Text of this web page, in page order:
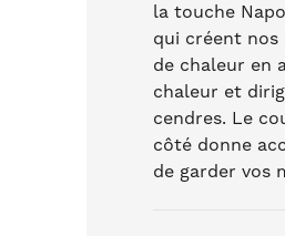
la touche
qui créent nos
de chaleur en
chaleur et
cendres. Le
côté donne
de garder vos